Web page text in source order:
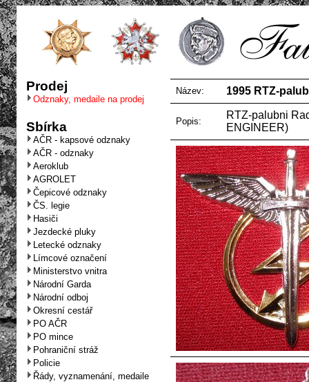
Prodej
Odznaky, medaile na prodej
Sbírka
AČR - kapsové odznaky
AČR - odznaky
Aeroklub
AGROLET
Čepicové odznaky
ČS. legie
Hasiči
Jezdecké pluky
Letecké odznaky
Límcové označení
Ministerstvo vnitra
Národní Garda
Národní odboj
Okresní cestář
PO AČR
PO mince
Pohraniční stráž
Policie
Řády, vyznamenání, medaile
Název: 1995 RTZ-
Popis:
RTZ-palubni
ENGINEER)